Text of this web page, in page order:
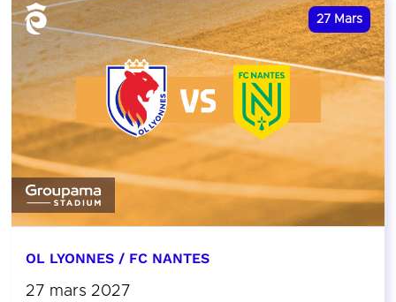
27 Mars
OL LYONNES / FC NANTES
27 mars 2027